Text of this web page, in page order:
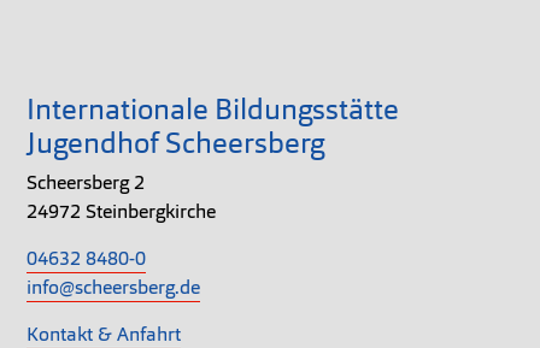
Internationale Bildungsstätte
Jugendhof Scheersberg
Scheersberg 2
24972 Steinbergkirche
04632 8480-0
info@scheersberg.de
Kontakt & Anfahrt